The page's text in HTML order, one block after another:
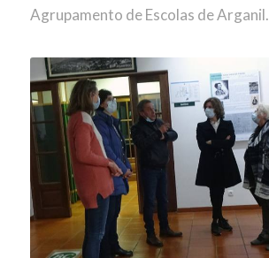
Agrupamento de Escolas de Arganil.